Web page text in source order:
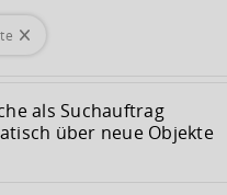
als Suchauftrag
über neue Objekte